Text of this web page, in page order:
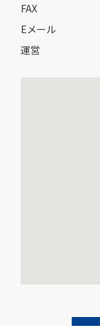
FAX
Eメール
運営